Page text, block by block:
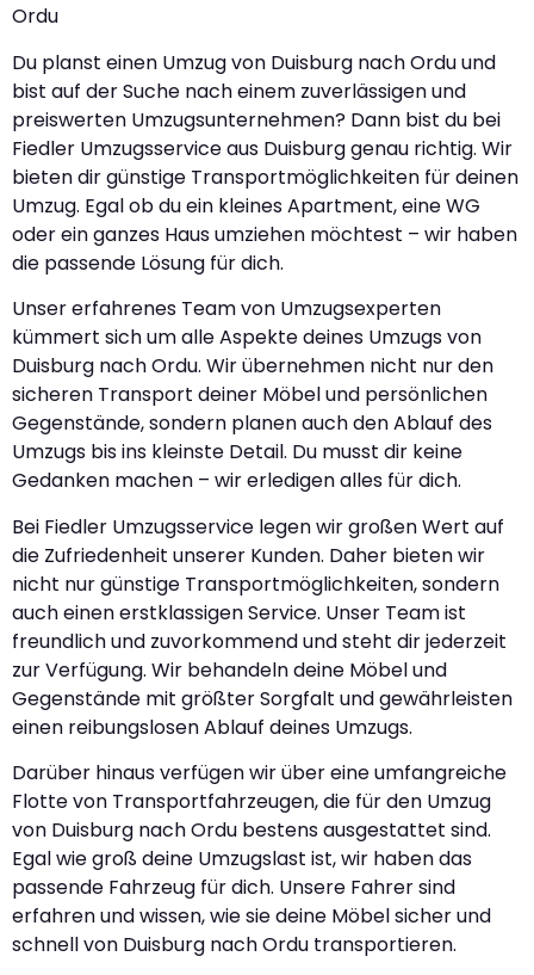
Ordu
Du planst einen Umzug von Duisburg nach Ordu und
bist auf der Suche nach einem zuverlässigen und
preiswerten Umzugsunternehmen? Dann bist du bei
Fiedler Umzugsservice aus Duisburg genau richtig. Wir
bieten dir günstige Transportmöglichkeiten für deinen
Umzug. Egal ob du ein kleines Apartment, eine WG
oder ein ganzes Haus umziehen möchtest – wir haben
die passende Lösung für dich.
Unser erfahrenes Team von Umzugsexperten
kümmert sich um alle Aspekte deines Umzugs von
Duisburg nach Ordu. Wir übernehmen nicht nur den
sicheren Transport deiner Möbel und persönlichen
Gegenstände, sondern planen auch den Ablauf des
Umzugs bis ins kleinste Detail. Du musst dir keine
Gedanken machen – wir erledigen alles für dich.
Bei Fiedler Umzugsservice legen wir großen Wert auf
die Zufriedenheit unserer Kunden. Daher bieten wir
nicht nur günstige Transportmöglichkeiten, sondern
auch einen erstklassigen Service. Unser Team ist
freundlich und zuvorkommend und steht dir jederzeit
zur Verfügung. Wir behandeln deine Möbel und
Gegenstände mit größter Sorgfalt und gewährleisten
einen reibungslosen Ablauf deines Umzugs.
Darüber hinaus verfügen wir über eine umfangreiche
Flotte von Transportfahrzeugen, die für den Umzug
von Duisburg nach Ordu bestens ausgestattet sind.
Egal wie groß deine Umzugslast ist, wir haben das
passende Fahrzeug für dich. Unsere Fahrer sind
erfahren und wissen, wie sie deine Möbel sicher und
schnell von Duisburg nach Ordu transportieren.